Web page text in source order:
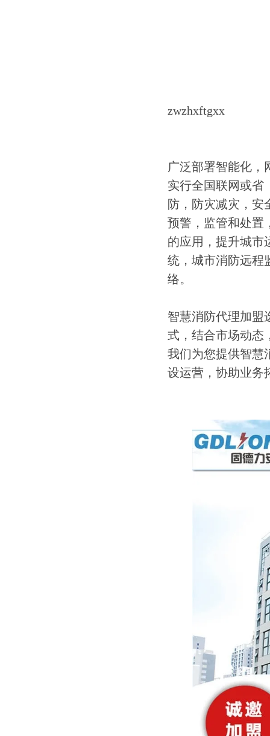
zwzhxftgxx
广泛部署智能化，
实行全国联网或省
防，防灾减灾，安
预警，监管和处置
的应用，提升城市
统，城市消防远程
络。
智慧消防代理加盟
式，结合市场动态
我们为您提供智慧
设运营，协助业务